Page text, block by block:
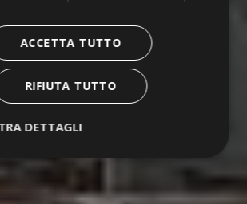
con noi
ACCETTA TUTTO
RIFIUTA TUTTO
DETTAGLI